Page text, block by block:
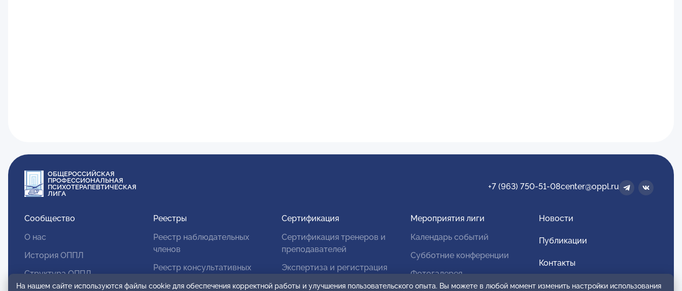
ОБЩЕРОССИЙСКАЯ
ПРОФЕССИОНАЛЬНАЯ
ПСИХОТЕРАПЕВТИЧЕСКАЯ
ЛИГА
+7 (963) 750-51-08center@oppl.ru
Сообщество
О нас
История ОППЛ
Структура ОППЛ
Реестры
Реестр наблюдательных
членов
Реестр консультативных
Сертификация
Сертификация тренеров и
преподавателей
Экспертиза и регистрация
Мероприятия лиги
Календарь событий
Субботние конференции
Фотогалерея
Новости
Публикации
Контакты
Для спонсоров и партнеров
На нашем сайте используются файлы cookie для обеспечения корректной работы и улучшения пользовательского опыта. Вы можете в любой момент изменить настройки использования